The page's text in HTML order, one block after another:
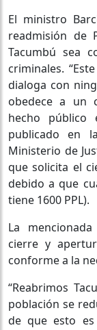
El ministro
readmisión de
Tacumbú sea
criminales.
dialoga con
obedece a un
hecho
publicado en
Ministerio de
que solicita el
debido a que
tiene 1600 PPL).
La
cierre y
conforme a la
“Reabrimos
población se
de que esto